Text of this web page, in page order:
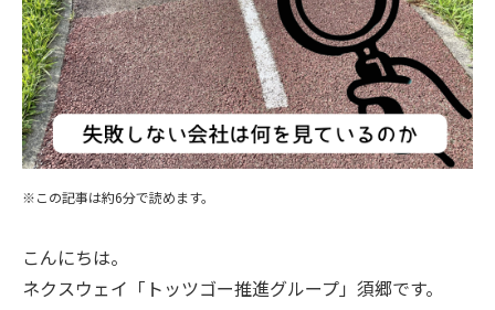
※この記事は約6分で読めます。
こんにちは。
ネクスウェイ「トッツゴー推進グループ」須郷です。